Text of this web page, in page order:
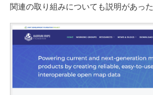
関連の取り組みについても説明があった